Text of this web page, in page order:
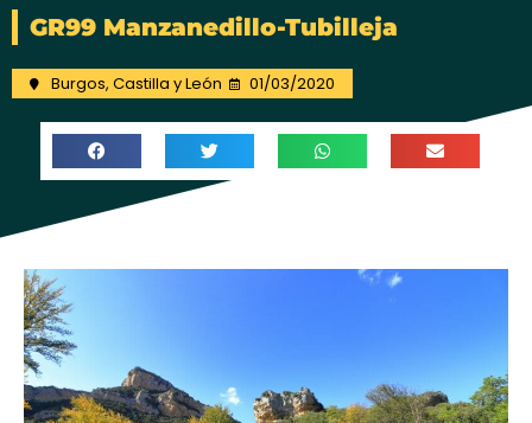
GR99 Manzanedillo-Tubilleja
Burgos, Castilla y León 01/03/2020